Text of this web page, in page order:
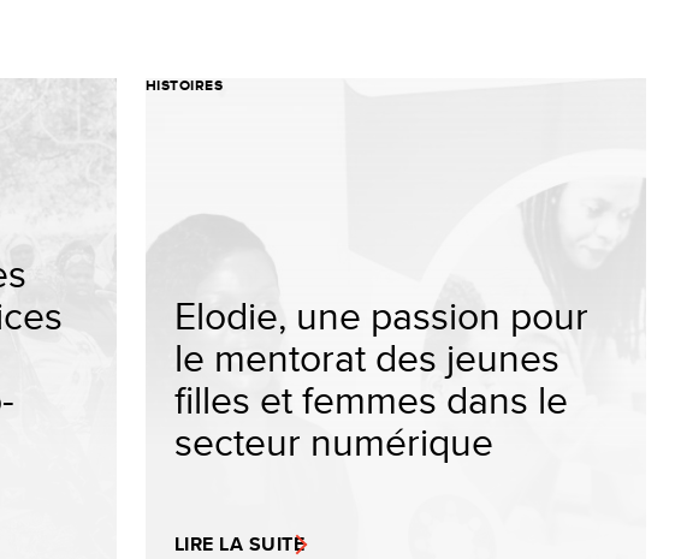
HISTOIRES
Elodie, une passion pour
le mentorat des jeunes
filles et femmes dans le
secteur numérique
LIRE LA SUITE